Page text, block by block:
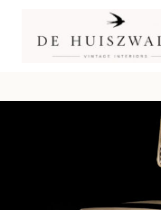
inhoud